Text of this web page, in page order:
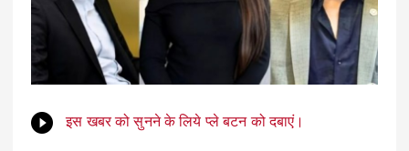
इस खबर को सुनने के लिये प्ले बटन को दबाएं।